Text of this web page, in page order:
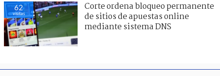
62
visitas
Corte ordena bloqueo permanente
de sitios de apuestas online
mediante sistema DNS